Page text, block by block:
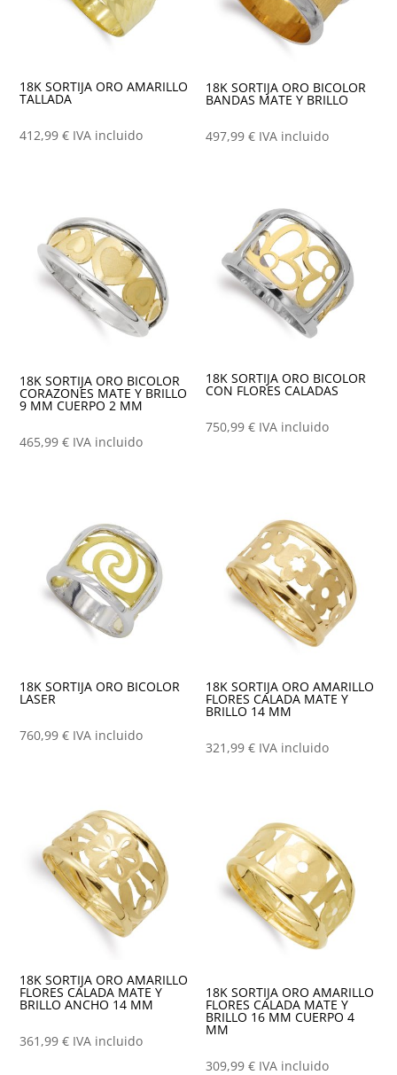
18K SORTIJA ORO AMARILLO
TALLADA
412,99€ IVA incluido
18K SORTIJA ORO BICOLOR
BANDAS MATE Y BRILLO
497,99€ IVA incluido
18K SORTIJA ORO BICOLOR
CORAZONES MATE Y BRILLO
9 MM CUERPO 2 MM
465,99€ IVA incluido
18K SORTIJA ORO BICOLOR
CON FLORES CALADAS
750,99€ IVA incluido
18K SORTIJA ORO BICOLOR
LASER
760,99€ IVA incluido
18K SORTIJA ORO AMARILLO
FLORES CALADA MATE Y
BRILLO 14 MM
321,99€ IVA incluido
18K SORTIJA ORO AMARILLO
FLORES CALADA MATE Y
BRILLO ANCHO 14 MM
361,99€ IVA incluido
18K SORTIJA ORO AMARILLO
FLORES CALADA MATE Y
BRILLO 16 MM CUERPO 4
MM
309,99€ IVA incluido